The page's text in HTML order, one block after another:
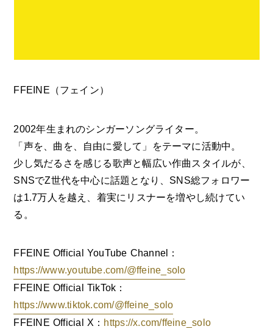
FFEINE（フェイン）
2002年生まれのシンガーソングライター。
「声を、曲を、自由に愛して」をテーマに活動中。
少し気だるさを感じる歌声と幅広い作曲スタイルが、
SNSでZ世代を中心に話題となり、SNS総フォロワー
は1.7万人を越え、着実にリスナーを増やし続けてい
る。
FFEINE Official YouTube Channel：
https://www.youtube.com/@ffeine_solo
FFEINE Official TikTok：
https://www.tiktok.com/@ffeine_solo
FFEINE Official X： https://x.com/ffeine_solo